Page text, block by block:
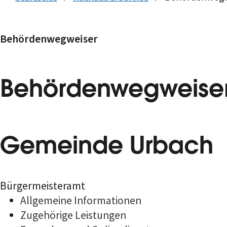
Behördenwegweiser
Gemeinde Urbach
Bürgermeisteramt
Allgemeine Informationen
Zugehörige Leistungen